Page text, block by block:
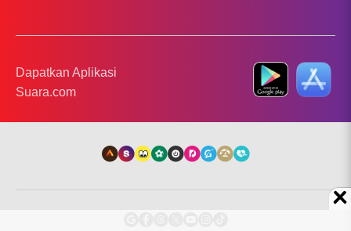
Dapatkan Aplikasi
Suara.com